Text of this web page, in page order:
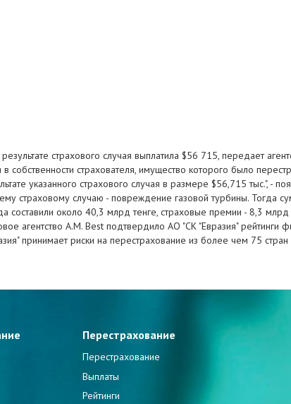
страхового случая выплатила $56 715, передает
страхователя, имущество которого было
указанного страхового случая в размере $56,715 тыс.", -
страховому случаю - повреждение газовой турбины. Тогда
около 40,3 млрд тенге, страховые премии - 8,3 млрд
агентство A.M. Best подтвердило АО "СК "Евразия" рейтинги
принимает риски на перестрахование из более чем 75
Перестрахование
Перестрахование
Выплаты
Рейтинги